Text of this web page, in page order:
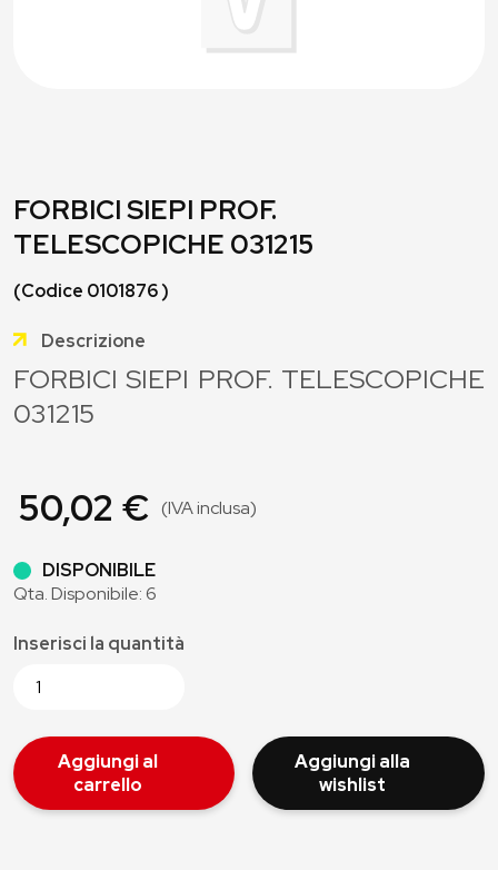
FORBICI SIEPI PROF.
TELESCOPICHE 031215
(Codice 0101876 )
Descrizione
FORBICI SIEPI PROF. TELESCOPICHE
031215
50,02 € (IVA inclusa)
DISPONIBILE
Qta. Disponibile: 6
Inserisci la quantità
Aggiungi al
carrello
Aggiungi alla
wishlist